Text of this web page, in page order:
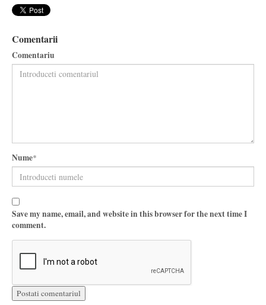
Comentarii
Comentariu
Nume*
Save my name, email, and website in this browser for the next time I
comment.